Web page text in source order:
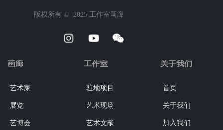
版权所有 ©  2025 工作室画廊
画廊
艺术家
展览
艺博会
驻地项目
艺术现场
艺术文献
工作室
首页
关于我们
加入我们
关于我们